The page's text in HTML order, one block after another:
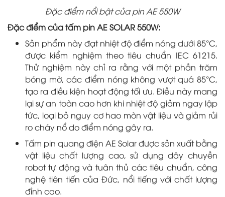
Đặc điểm nổi bật của pin AE 550W
Đặc điểm của tấm pin AE SOLAR 550W:
Sản phẩm này đạt nhiệt độ điểm nóng dưới 85°C,
được kiểm nghiệm theo tiêu chuẩn IEC 61215.
Thử nghiệm này chỉ ra rằng với một phần trăm
bóng mờ, các điểm nóng không vượt quá 85°C,
tạo ra điều kiện hoạt động tối ưu. Điều này mang
lại sự an toàn cao hơn khi nhiệt độ giảm ngay lập
tức, loại bỏ nguy cơ hao mòn vật liệu và giảm rủi
ro cháy nổ do điểm nóng gây ra.
Tấm pin quang điện AE Solar được sản xuất bằng
vật liệu chất lượng cao, sử dụng dây chuyền
robot tự động và tuân thủ các tiêu chuẩn, công
nghệ tiên tiến của Đức, nổi tiếng với chất lượng
đỉnh cao.